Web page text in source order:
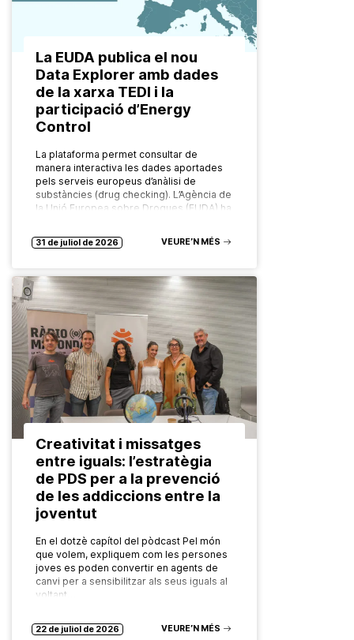
La EUDA publica el nou
Data Explorer amb dades
de la xarxa TEDI i la
participació d’Energy
Control
La plataforma permet consultar de
manera interactiva les dades aportades
pels serveis europeus d’anàlisi de
substàncies (drug checking). L’Agència de
la Unió Europea sobre Drogues (EUDA) ha
31 de juliol de 2026 VEURE’N MÉS
Creativitat i missatges
entre iguals: l’estratègia
de PDS per a la prevenció
de les addiccions entre la
joventut
En el dotzè capítol del pòdcast Pel món
que volem, expliquem com les persones
joves es poden convertir en agents de
canvi per a sensibilitzar als seus iguals al
voltant…
22 de juliol de 2026 VEURE’N MÉS